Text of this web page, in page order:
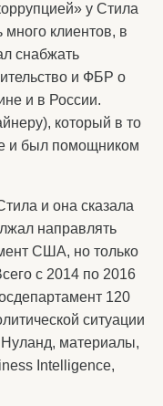
у Стила
много клиентов, в
снабжать
и ФБР о
и в России.
который в то
и был помощником
и она сказала
направлять
США, но только
с 2014 по 2016
120
ситуации
материалы,
Intelligence,